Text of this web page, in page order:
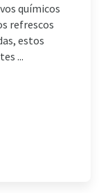
químicos
refrescos
estos
...